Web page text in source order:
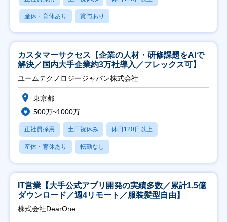
産休・育休あり 賞与あり
カスタマーサクセス【企業の人材・研修課題をAIで
解決／国内大手企業約3万社導入／フレックス可】
ユームテクノロジージャパン株式会社
東京都
500万~1000万
正社員採用 土日祝休み 休日120日以上
産休・育休あり 転勤なし
IT営業【大手公式アプリ開発の実績多数／累計1.5億
ダウンロード／週4リモート／服装髪型自由】
株式会社DearOne